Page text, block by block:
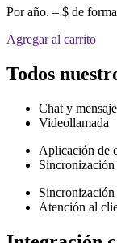
Por año. – $ de
Agregar al carrito
Todos
Chat y
Videollamada
Aplicación de
Atención al